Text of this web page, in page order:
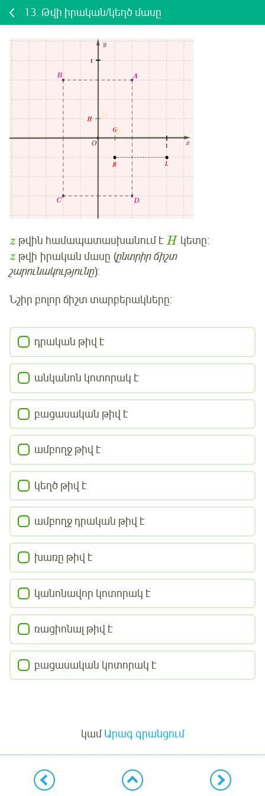
13. Թվի իրական/կեղծ մասը
z թվին համապատասխանում էH կետը:
z թվի իրական մասը (ընտրիր ճիշտ
շարունակությունը):
Նշիր բոլոր ճիշտ տարբերակները:
դրական թիվ է
անկանոն կոտորակ է
բացասական թիվ է
ամբողջ թիվ է
կեղծ թիվ է
ամբողջ դրական թիվ է
խառը թիվ է
կանոնավոր կոտորակ է
ռացիոնալ թիվ է
բացասական կոտորակ է
կամԱրագ գրանցում